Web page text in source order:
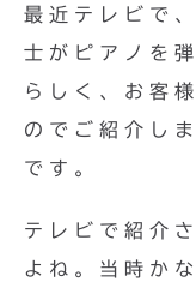
最近テレビで
士がピアノを
らしく、お客
のでご紹介し
です。
テレビで紹介
よね。当時か